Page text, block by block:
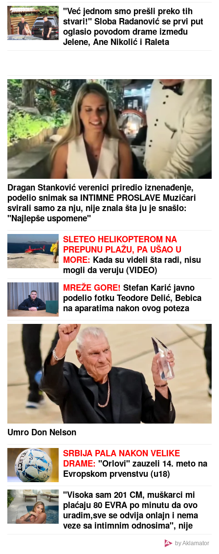
"Već jednom smo prešli preko tih
stvari!" Sloba Radanović se prvi put
oglasio povodom drame između
Jelene, Ane Nikolić i Raleta
Dragan Stanković verenici priredio iznenađenje,
podelio snimak sa INTIMNE PROSLAVE Muzičari
svirali samo za nju, nije znala šta ju je snašlo:
"Najlepše uspomene"
SLETEO HELIKOPTEROM NA
PREPUNU PLAŽU, PA UŠAO U
MORE: Kada su videli šta radi, nisu
mogli da veruju (VIDEO)
MREŽE GORE! Stefan Karić javno
podelio fotku Teodore Delić, Bebica
na aparatima nakon ovog poteza
Umro Don Nelson
SRBIJA PALA NAKON VELIKE
DRAME: "Orlovi" zauzeli 14. meto na
Evropskom prvenstvu (u18)
"Visoka sam 201 CM, muškarci mi
plaćaju 80 EVRA po minutu da ovo
uradim,sve se odvija onlajn i nema
veze sa intimnim odnosima", nije
bizarnu opciju - pare su vrh ledenog
by Aklamator